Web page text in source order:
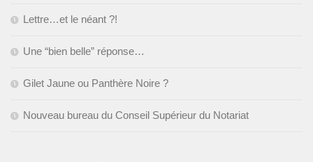
Lettre…et le néant ?!
Une “bien belle” réponse…
Gilet Jaune ou Panthère Noire ?
Nouveau bureau du Conseil Supérieur du Notariat